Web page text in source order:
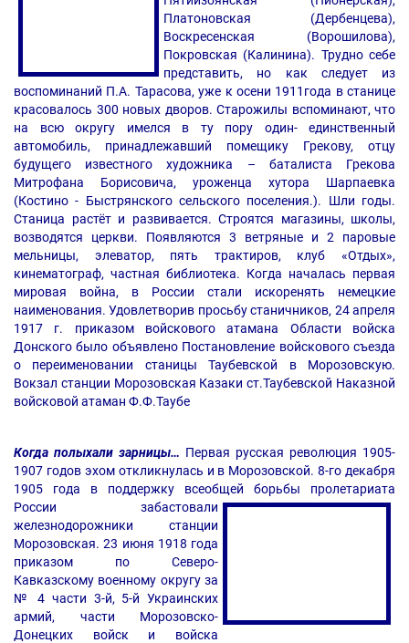
Платоновская (Дербенцева),
Воскресенская (Ворошилова),
Покровская (Калинина). Трудно себе
представить, но как следует из
воспоминаний П.А. Тарасова, уже к осени 1911года в станице
красовалось 300 новых дворов. Старожилы вспоминают, что
на всю округу имелся в ту пору один- единственный
автомобиль, принадлежавший помещику Грекову, отцу
будущего известного художника – баталиста Грекова
Митрофана Борисовича, уроженца хутора Шарпаевка
(Костино - Быстрянского сельского поселения.). Шли годы.
Станица растёт и развивается. Строятся магазины, школы,
возводятся церкви. Появляются 3 ветряные и 2 паровые
мельницы, элеватор, пять трактиров, клуб «Отдых»,
кинематограф, частная библиотека. Когда началась первая
мировая война, в России стали искоренять немецкие
наименования. Удовлетворив просьбу станичников, 24 апреля
1917 г. приказом войскового атамана Области войска
Донского было объявлено Постановление войскового съезда
о переименовании станицы Таубевской в Морозовскую.
Вокзал станции Морозовская Казаки ст.Таубевской Наказной
войсковой атаман Ф.Ф.Таубе
Когда полыхали зарницы… Первая русская революция 1905-
1907 годов эхом откликнулась и в Морозовской. 8-го декабря
1905 года в поддержку всеобщей борьбы пролетариата
России забастовали
железнодорожники станции
Морозовская. 23 июня 1918 года
приказом по Северо-
Кавказскому военному округу за
№ 4 части 3-й, 5-й Украинских
армий, части Морозовско-
Донецких войск и войска